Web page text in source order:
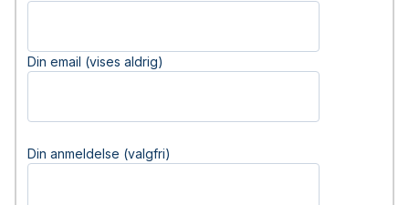
Din email (vises aldrig)
Din anmeldelse (valgfri)